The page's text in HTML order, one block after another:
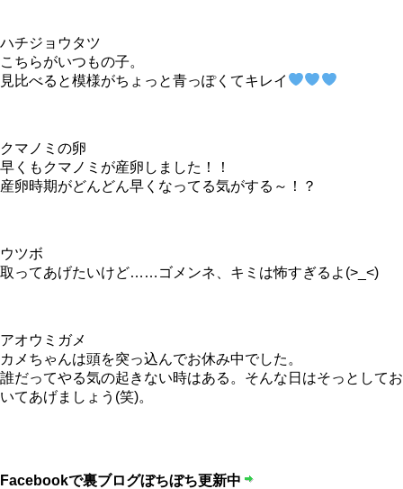
ハチジョウタツ
こちらがいつもの子。
見比べると模様がちょっと青っぽくてキレイ
クマノミの卵
早くもクマノミが産卵しました！！
産卵時期がどんどん早くなってる気がする～！？
ウツボ
取ってあげたいけど……ゴメンネ、キミは怖すぎるよ(>_<)
アオウミガメ
カメちゃんは頭を突っ込んでお休み中でした。
誰だってやる気の起きない時はある。そんな日はそっとしてお
いてあげましょう(笑)。
Facebookで裏ブログぼちぼち更新中